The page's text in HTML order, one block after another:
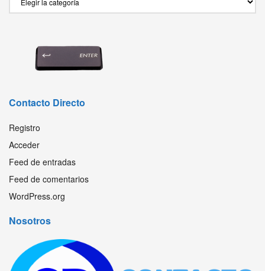
Contacto Directo
Registro
Acceder
Feed de entradas
Feed de comentarios
WordPress.org
Nosotros